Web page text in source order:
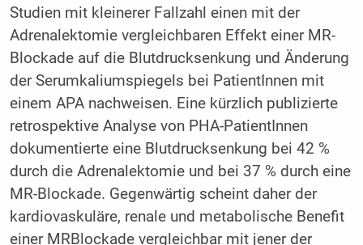
Studien mit kleinerer Fallzahl einen mit der
Adrenalektomie vergleichbaren Effekt einer MR-
Blockade auf die Blutdrucksenkung und Änderung
der Serumkaliumspiegels bei PatientInnen mit
einem APA nachweisen. Eine kürzlich publizierte
retrospektive Analyse von PHA-PatientInnen
dokumentierte eine Blutdrucksenkung bei 42 %
durch die Adrenalektomie und bei 37 % durch eine
MR-Blockade. Gegenwärtig scheint daher der
kardiovaskuläre, renale und metabolische Benefit
einer MRBlockade vergleichbar mit jener der